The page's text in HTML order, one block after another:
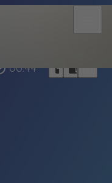
00:44 headphoneschrome_reader_modebookmark_border